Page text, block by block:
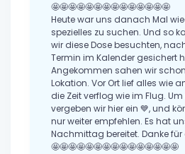
🤩🤩🤩🤩🤩🤩🤩🤩🤩🤩🤩🤩🤩🤩
Heute war uns danach Mal
spezielles zu suchen. Und so
wir diese Dose besuchten,
Termin im Kalender gesichert
Angekommen sahen wir
Lokation. Vor Ort lief alles wie
die Zeit verflog wie im Flug.
vergeben wir hier ein 💙, und
nur weiter empfehlen. Es hat
Nachmittag bereitet. Danke für
🤩🤩🤩🤩🤩🤩🤩🤩🤩🤩🤩🤩🤩🤩🤩